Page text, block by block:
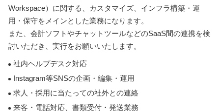
Workspace）に関する、カスタマイズ、インフラ構築・運
用・保守をメインとした業務になります。
また、会計ソフトやチャットツールなどのSaaS間の連携を検
討いただき、実行をお願いいたします。
社内ヘルプデスク対応
Instagram等SNSの企画・編集・運用
求人・採用に当たっての社外との連絡
来客・電話対応、書類受付・発送業務